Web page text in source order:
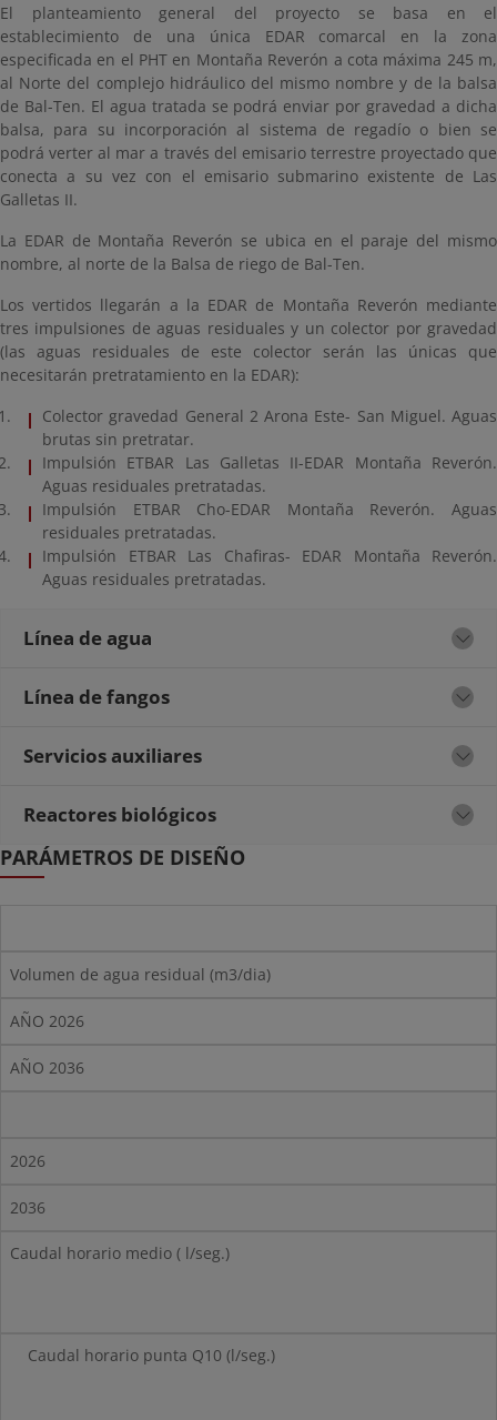
El planteamiento general del proyecto se basa en el
establecimiento de una única EDAR comarcal en la zona
especificada en el PHT en Montaña Reverón a cota máxima 245 m,
al Norte del complejo hidráulico del mismo nombre y de la balsa
de Bal-Ten. El agua tratada se podrá enviar por gravedad a dicha
balsa, para su incorporación al sistema de regadío o bien se
podrá verter al mar a través del emisario terrestre proyectado que
conecta a su vez con el emisario submarino existente de Las
Galletas II.
La EDAR de Montaña Reverón se ubica en el paraje del mismo
nombre, al norte de la Balsa de riego de Bal-Ten.
Los vertidos llegarán a la EDAR de Montaña Reverón mediante
tres impulsiones de aguas residuales y un colector por gravedad
(las aguas residuales de este colector serán las únicas que
necesitarán pretratamiento en la EDAR):
Colector gravedad General 2 Arona Este- San Miguel. Aguas
brutas sin pretratar.
Impulsión ETBAR Las Galletas II-EDAR Montaña Reverón.
Aguas residuales pretratadas.
Impulsión ETBAR Cho-EDAR Montaña Reverón. Aguas
residuales pretratadas.
Impulsión ETBAR Las Chafiras- EDAR Montaña Reverón.
Aguas residuales pretratadas.
Línea de agua
Línea de fangos
Servicios auxiliares
Reactores biológicos
PARÁMETROS DE DISEÑO
Volumen de agua residual (m3/dia)
AÑO 2026
AÑO 2036
2026
2036
Caudal horario medio ( l/seg.)
Caudal horario punta Q10 (l/seg.)